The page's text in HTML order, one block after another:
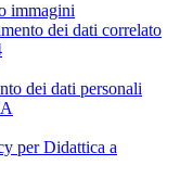
immagini
dei dati correlato
dei dati personali
per Didattica a